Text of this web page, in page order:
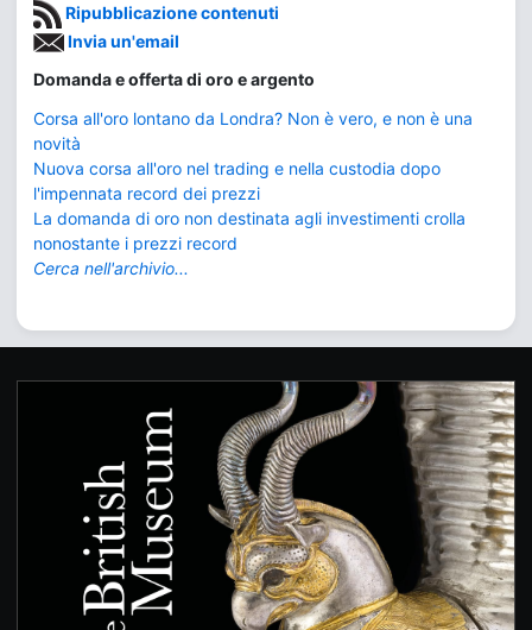
Ripubblicazione contenuti
Invia un'email
Domanda e offerta di oro e argento
Corsa all'oro lontano da Londra? Non è vero, e non è una
novità
Nuova corsa all'oro nel trading e nella custodia dopo
l'impennata record dei prezzi
La domanda di oro non destinata agli investimenti crolla
nonostante i prezzi record
Cerca nell'archivio...